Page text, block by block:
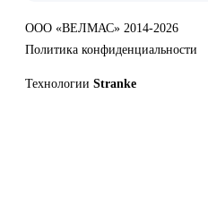
ООО «ВЕЛМАС» 2014-2026
Политика конфиденциальности
Технологии Stranke